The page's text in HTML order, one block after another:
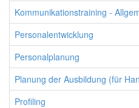
Kommunikationstraining -
Personalentwicklung
Personalplanung
Planung der Ausbildung (für
Profiling